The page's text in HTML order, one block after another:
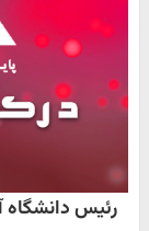
رئیس دانشگاه